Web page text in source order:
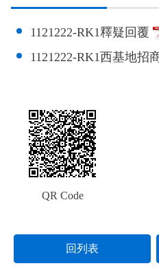
1121222-RK1釋疑回覆
1121222-RK1西基地招
QR Code
回列表